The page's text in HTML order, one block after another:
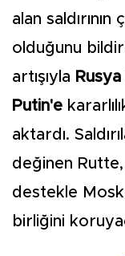
alan
olduğunu
artışıyla
Putin'e
aktardı.
değinen
destekle
birliğini